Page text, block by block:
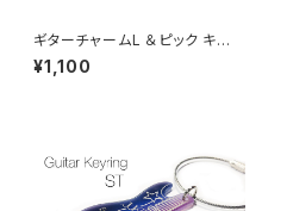
ギターチャームL ＆ピック キーリ
ング
¥1,100